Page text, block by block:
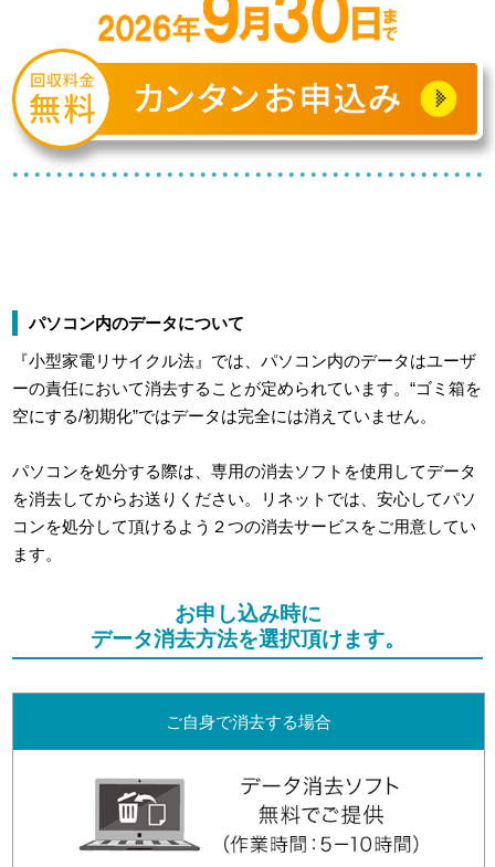
パソコン内のデータについて
『小型家電リサイクル法』では、パソコン内のデータはユーザ
ーの責任において消去することが定められています。“ゴミ箱を
空にする/初期化”ではデータは完全には消えていません。
パソコンを処分する際は、専用の消去ソフトを使用してデータ
を消去してからお送りください。リネットでは、安心してパソ
コンを処分して頂けるよう２つの消去サービスをご用意してい
ます。
お申し込み時に
データ消去方法を選択頂けます。
ご自身で消去する場合